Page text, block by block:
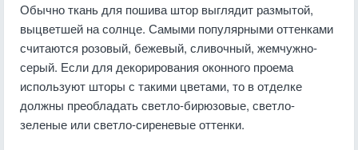
Обычно ткань для пошива штор выглядит размытой,
выцветшей на солнце. Самыми популярными оттенками
считаются розовый, бежевый, сливочный, жемчужно-
серый. Если для декорирования оконного проема
используют шторы с такими цветами, то в отделке
должны преобладать светло-бирюзовые, светло-
зеленые или светло-сиреневые оттенки.